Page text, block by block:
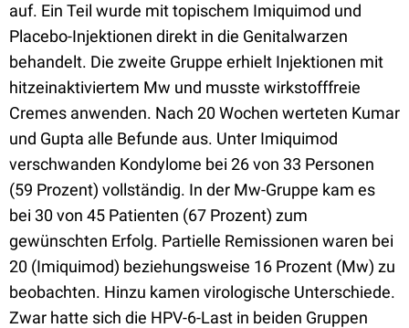
auf. Ein Teil wurde mit topischem Imiquimod und
Placebo-Injektionen direkt in die Genitalwarzen
behandelt. Die zweite Gruppe erhielt Injektionen mit
hitzeinaktiviertem Mw und musste wirkstofffreie
Cremes anwenden. Nach 20 Wochen werteten Kumar
und Gupta alle Befunde aus. Unter Imiquimod
verschwanden Kondylome bei 26 von 33 Personen
(59 Prozent) vollständig. In der Mw-Gruppe kam es
bei 30 von 45 Patienten (67 Prozent) zum
gewünschten Erfolg. Partielle Remissionen waren bei
20 (Imiquimod) beziehungsweise 16 Prozent (Mw) zu
beobachten. Hinzu kamen virologische Unterschiede.
Zwar hatte sich die HPV-6-Last in beiden Gruppen